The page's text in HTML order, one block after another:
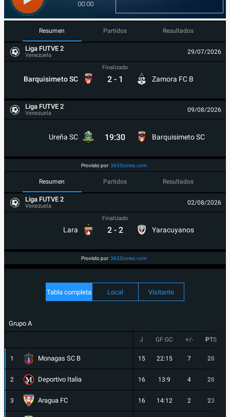
Resumen Partidos Resultados
Liga FUTVE 2
Venezuela 29/07/2026
Barquisimeto SC
Finalizado
2 - 1 Zamora FC B
Liga FUTVE 2
Venezuela 09/08/2026
Ureña SC 19:30 Barquisimeto SC
Provisto por 365Scores.com
Resumen Partidos Resultados
Liga FUTVE 2
Venezuela 02/08/2026
Lara
Finalizado
2 - 2 Yaracuyanos
Provisto por 365Scores.com
Tabla completa Local Visitante
Grupo A
J GF:GC +/- PTS
1 Monagas SC B 15 22:15 7 28
2 Deportivo Italia 16 13:9 4 28
3 Aragua FC 16 14:12 2 23